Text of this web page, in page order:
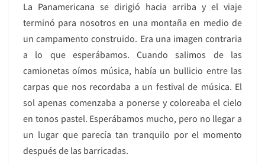
La Panamericana se dirigió hacia arriba y el viaje
terminó para nosotros en una montaña en medio de
un campamento construido. Era una imagen contraria
a lo que esperábamos. Cuando salimos de las
camionetas oímos música, había un bullicio entre las
carpas que nos recordaba a un festival de música. El
sol apenas comenzaba a ponerse y coloreaba el cielo
en tonos pastel. Esperábamos mucho, pero no llegar a
un lugar que parecía tan tranquilo por el momento
después de las barricadas.